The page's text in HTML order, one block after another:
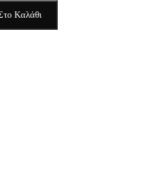
Καλάθι